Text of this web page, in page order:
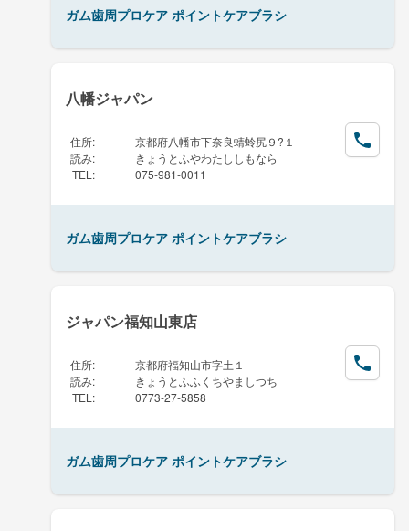
ガム歯周プロケア ポイントケアブラシ
八幡ジャパン
住所:
京都府八幡市下奈良蜻蛉尻９?１
読み:
きょうとふやわたししもなら
TEL : 075-981-0011
ガム歯周プロケア ポイントケアブラシ
ジャパン福知山東店
住所:
京都府福知山市字土１
読み:
きょうとふふくちやましつち
TEL : 0773-27-5858
ガム歯周プロケア ポイントケアブラシ